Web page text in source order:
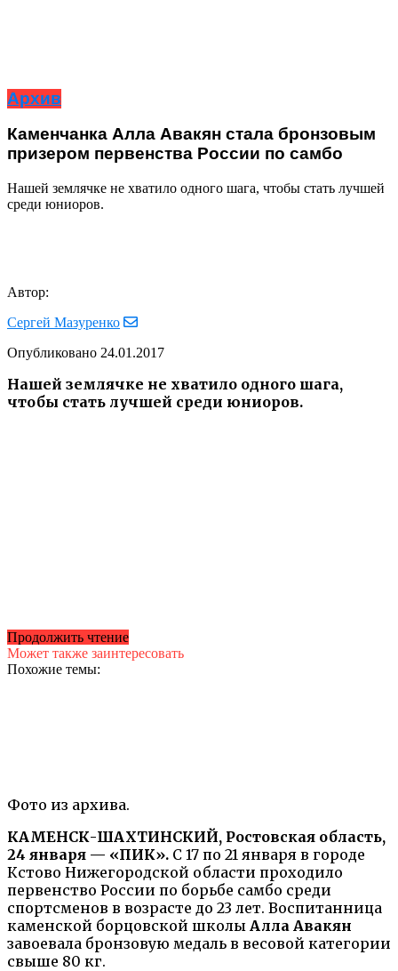
Архив
Каменчанка Алла Авакян стала бронзовым
призером первенства России по самбо
Нашей землячке не хватило одного шага, чтобы стать лучшей
среди юниоров.
Автор:
Сергей Мазуренко
Опубликовано 24.01.2017
Нашей землячке не хватило одного шага,
чтобы стать лучшей среди юниоров.
Фото из архива.
КАМЕНСК-ШАХТИНСКИЙ, Ростовская область,
24 января — «ПИК». С 17 по 21 января в городе
Кстово Нижегородской области проходило
первенство России по борьбе самбо среди
спортсменов в возрасте до 23 лет. Воспитанница
каменской борцовской школы Алла Авакян
завоевала бронзовую медаль в весовой категории
свыше 80 кг.
Продолжить чтение
Может также заинтересовать
Похожие темы: